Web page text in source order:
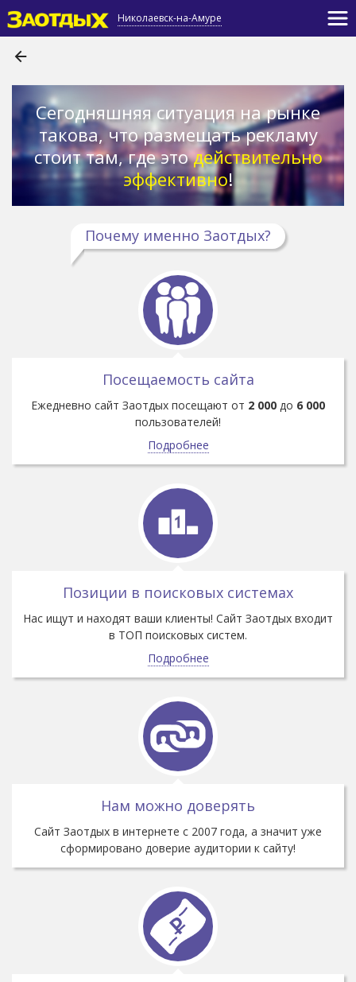
Николаевск-на-Амуре
Сегодняшняя ситуация на рынке
такова, что размещать рекламу
стоит там, где этодействительно
эффективно!
Почему именно Заотдых?
Посещаемость сайта
Ежедневно сайт Заотдых посещают от 2 000 до 6 000
пользователей!
Подробнее
Позиции в поисковых системах
Нас ищут и находят ваши клиенты! Сайт Заотдых входит
в ТОП поисковых систем.
Подробнее
Нам можно доверять
Cайт Заотдых в интернете с 2007 года, а значит уже
сформировано доверие аудитории к сайту!